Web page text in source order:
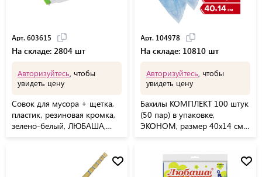
Арт. 603615
На складе: 2804 шт
Авторизуйтесь , чтобы
увидеть цену
Совок для мусора + щетка,
пластик, резиновая кромка,
зелено-белый, ЛЮБАША,
Арт. 104978
На складе: 10810 шт
Авторизуйтесь , чтобы
увидеть цену
Бахилы КОМПЛЕКТ 100 штук
(50 пар) в упаковке,
ЭКОНОМ, размер 40х14 см,